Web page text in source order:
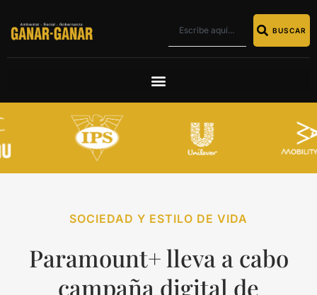
BUSCAR
SOCIEDAD Y ESTILO DE VIDA
Paramount+ lleva a cabo
campaña digital de